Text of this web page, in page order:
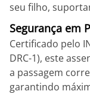
seu filho,
Segurança em
Certificado pelo
DRC-1), este
a passagem
garantindo